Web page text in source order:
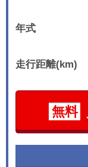
年式
走行距離(km)
無料